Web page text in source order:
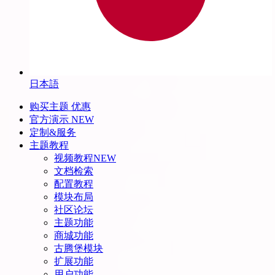
日本語
购买主题 优惠
官方演示 NEW
定制&服务
主题教程
视频教程NEW
文档检索
配置教程
模块布局
社区论坛
主题功能
商城功能
古腾堡模块
扩展功能